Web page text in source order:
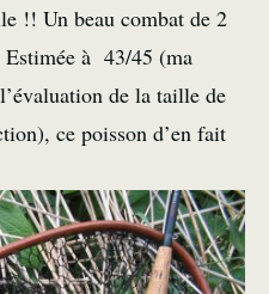
!! Un beau combat de 2
à 43/45 (ma
de la taille de
ce poisson d’en fait